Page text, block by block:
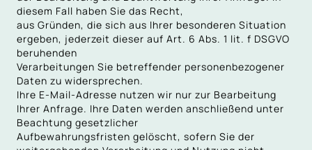
diesem Fall haben Sie das Recht,
aus Gründen, die sich aus Ihrer besonderen Situation
ergeben, jederzeit dieser auf Art. 6 Abs. 1 lit. f DSGVO
beruhenden
Verarbeitungen Sie betreffender personenbezogener
Daten zu widersprechen.
Ihre E-Mail-Adresse nutzen wir nur zur Bearbeitung
Ihrer Anfrage. Ihre Daten werden anschließend unter
Beachtung gesetzlicher
Aufbewahrungsfristen gelöscht, sofern Sie der